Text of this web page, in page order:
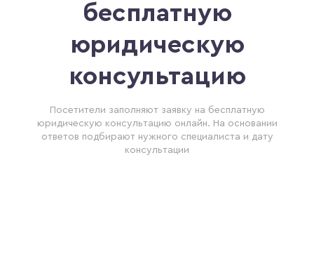
бесплатную
юридическую
консультацию
Посетители заполняют заявку на бесплатную
юридическую консультацию онлайн. На основании
ответов подбирают нужного специалиста и дату
консультации